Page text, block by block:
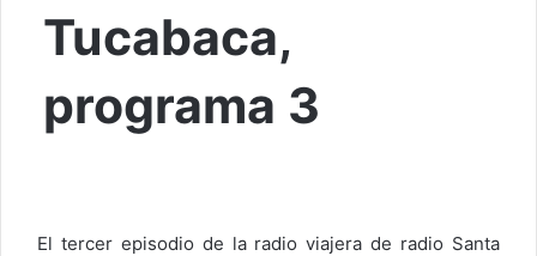
Tucabaca,
programa 3
El tercer episodio de la radio viajera de radio Santa